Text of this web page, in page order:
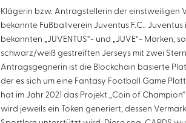
Klägerin bzw. Antragstellerin der einstweiligen
bekannte Fußballverein Juventus F.C..
bekannten „JUVENTUS“- und „JUVE“- Marken,
schwarz/weiß gestreiften Jerseys mit zwei
Antragsgegnerin ist die Blockchain basierte
der es sich um eine Fantasy Football Game
hat im Jahr 2021 das Projekt „Coin of
wird jeweils ein Token generiert, dessen